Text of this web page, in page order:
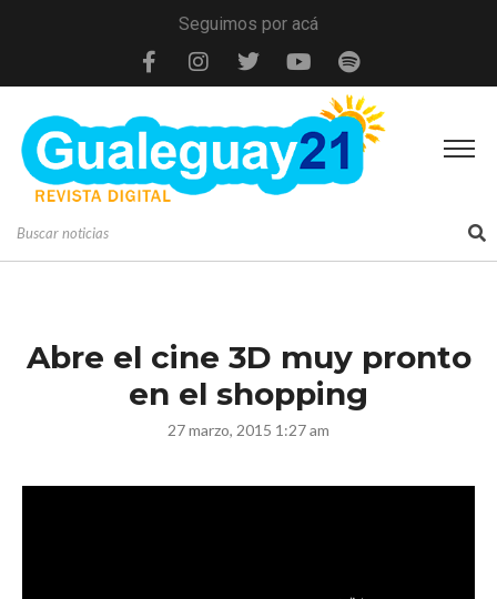
Seguimos por acá
Abre el cine 3D muy pronto
en el shopping
27 marzo, 2015 1:27 am